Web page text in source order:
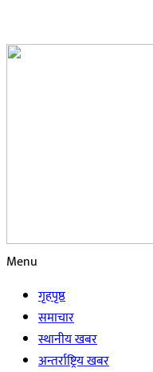
Menu
गृहपृष्ठ
समाचार
स्थानीय खबर
अन्तर्राष्ट्रिय खबर